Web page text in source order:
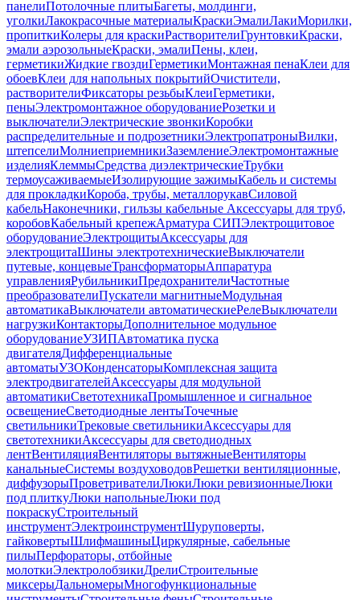
панелиПотолочные плитыБагеты, молдинги,
уголкиЛакокрасочные материалыКраскиЭмалиЛакиМорилки,
пропиткиКолеры для краскиРастворителиГрунтовкиКраски,
эмали аэрозольныеКраски, эмалиПены, клеи,
герметикиЖидкие гвоздиГерметикиМонтажная пенаКлеи для
обоевКлеи для напольных покрытийОчистители,
растворителиФиксаторы резьбыКлеиГерметики,
пеныЭлектромонтажное оборудованиеРозетки и
выключателиЭлектрические звонкиКоробки
распределительные и подрозетникиЭлектропатроныВилки,
штепселиМолниеприемникиЗаземлениеЭлектромонтажные
изделияКлеммыСредства диэлектрическиеТрубки
термоусаживаемыеИзолирующие зажимыКабель и системы
для прокладкиКороба, трубы, металлорукавСиловой
кабельНаконечники, гильзы кабельные Аксессуары для труб,
коробовКабельный крепежАрматура СИПЭлектрощитовое
оборудованиеЭлектрощитыАксессуары для
электрощитаШины электротехническиеВыключатели
путевые, концевыеТрансформаторыАппаратура
управленияРубильникиПредохранителиЧастотные
преобразователиПускатели магнитныеМодульная
автоматикаВыключатели автоматическиеРелеВыключатели
нагрузкиКонтакторыДополнительное модульное
оборудованиеУЗИПАвтоматика пуска
двигателяДифференциальные
автоматыУЗОКонденсаторыКомплексная защита
электродвигателейАксессуары для модульной
автоматикиСветотехникаПромышленное и сигнальное
освещениеСветодиодные лентыТочечные
светильникиТрековые светильникиАксессуары для
светотехникиАксессуары для светодиодных
лентВентиляцияВентиляторы вытяжныеВентиляторы
канальныеСистемы воздуховодовРешетки вентиляционные,
диффузорыПроветривателиЛюкиЛюки ревизионныеЛюки
под плиткуЛюки напольныеЛюки под
покраскуСтроительный
инструментЭлектроинструментШуруповерты,
гайковертыШлифмашиныЦиркулярные, сабельные
пилыПерфораторы, отбойные
молоткиЭлектролобзикиДрелиСтроительные
миксерыДальномерыМногофункциональные